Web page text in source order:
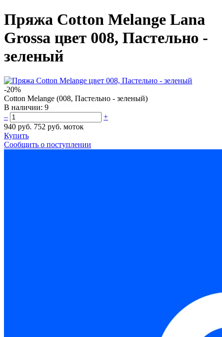
Пряжа Cotton Melange Lana
Grossa цвет 008, Пастельно -
зеленый
-20%
Cotton Melange (008, Пастельно - зеленый)
В наличии: 9
–
+
940 руб. 752 руб. моток
Купить
Сообщить о поступлении